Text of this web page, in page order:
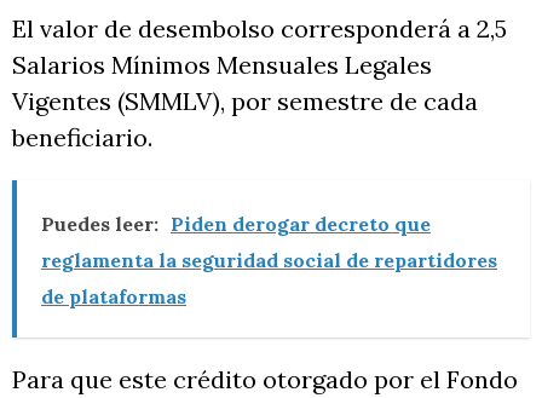
El valor de desembolso corresponderá a 2,5
Salarios Mínimos Mensuales Legales
Vigentes (SMMLV), por semestre de cada
beneficiario.
Puedes leer: Piden derogar decreto que
reglamenta la seguridad social de repartidores
de plataformas
Para que este crédito otorgado por el Fondo